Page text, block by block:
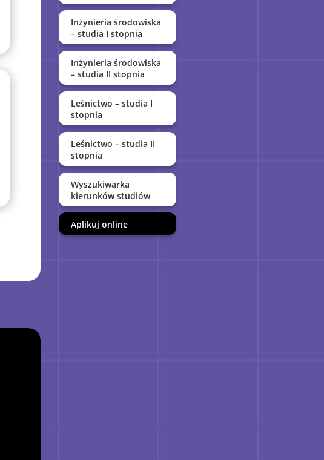
Inżynieria środowiska
– studia I stopnia
Inżynieria środowiska
– studia II stopnia
Leśnictwo – studia I
stopnia
Leśnictwo – studia II
stopnia
Wyszukiwarka
kierunków studiów
Aplikuj online